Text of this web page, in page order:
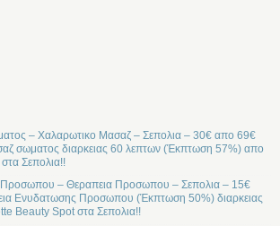
– Χαλαρωτικο Μασαζ – Σεπολια – 30€ απο 69€
σωματος διαρκειας 60 λεπτων (Έκπτωση 57%) απο
Σεπολια!!
– Θεραπεια Προσωπου – Σεπολια – 15€
Ενυδατωσης Προσωπου (Έκπτωση 50%) διαρκειας
Beauty Spot στα Σεπολια!!